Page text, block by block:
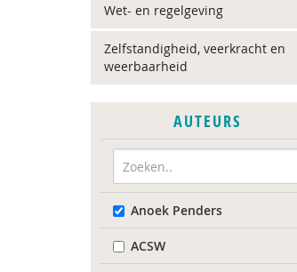
Wet- en regelgeving
Zelfstandigheid, veerkracht en
weerbaarheid
AUTEURS
Anoek Penders
ACSW